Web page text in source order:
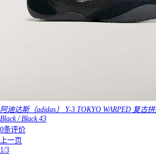
阿迪达斯（adidas） Y-3 TOKYO WARPED 复古
Black / Black 43
0条评价
上一页
1/3